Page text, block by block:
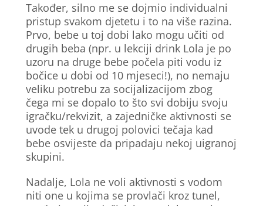
Također, silno me se dojmio individualni
pristup svakom djetetu i to na više razina.
Prvo, bebe u toj dobi lako mogu učiti od
drugih beba (npr. u lekciji drink Lola je po
uzoru na druge bebe počela piti vodu iz
bočice u dobi od 10 mjeseci!), no nemaju
veliku potrebu za socijalizacijom zbog
čega mi se dopalo to što svi dobiju svoju
igračku/rekvizit, a zajedničke aktivnosti se
uvode tek u drugoj polovici tečaja kad
bebe osvijeste da pripadaju nekoj uigranoj
skupini.
Nadalje, Lola ne voli aktivnosti s vodom
niti one u kojima se provlači kroz tunel,